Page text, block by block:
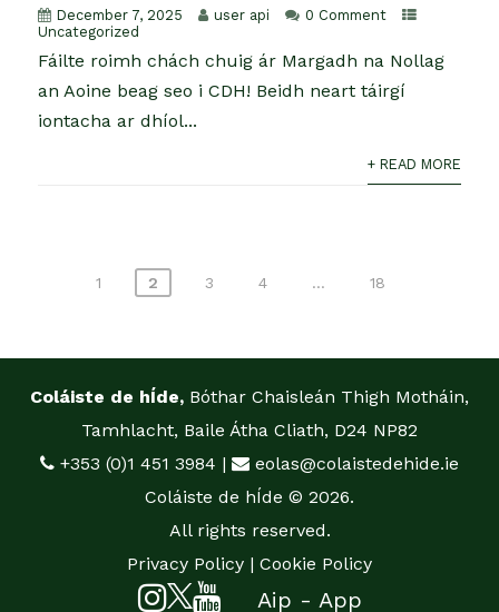
December 7, 2025 user api
0 Comment
Uncategorized
Fáilte roimh chách chuig ár Margadh na Nollag
an Aoine beag seo i CDH! Beidh neart táirgí
iontacha ar dhíol...
+ READ MORE
1 2 3 4 … 18
Coláiste de hÍde, Bóthar Chaisleán Thigh Motháin,
Tamhlacht, Baile Átha Cliath, D24 NP82
+353 (0)1 451 3984 |
eolas@colaistedehide.ie
Coláiste de hÍde © 2026.
All rights reserved.
Privacy Policy | Cookie Policy
Aip - App